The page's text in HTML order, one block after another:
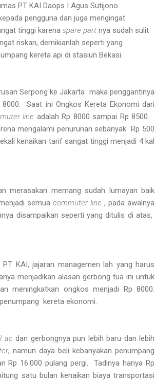
PT KAI Daops I Agus Sutijono
pengguna dan juga mengingat
tinggi karena spare part nya sudah sulit
riskan, demikianlah seperti yang
kereta api di stasiun Bekasi.
Serpong ke Jakarta maka penggantinya
Saat ini Ongkos Kereta Ekonomi dari
line adalah Rp 8000 sampai Rp 8500.
mengalami penurunan sebanyak Rp 500
kenaikan tarif sangat tinggi menjadi 4 kal
merasakan memang sudah lumayan baik
semuacommuter line, pada awalnya
disampaikan seperti yang ditulis di atas,
KAI, jajaran managemen lah yang harus
menjadikan alasan gerbong tua ini untuk
meningkatkan ongkos menjadi Rp 8000.
kereta ekonomi.
ac dan gerbongnya pun lebih baru dan lebih
, namun daya beli kebanyakan penumpang
Rp 16.000 pulang pergi. Tadinya hanya Rp
satu bulan kenaikan biaya transportasi